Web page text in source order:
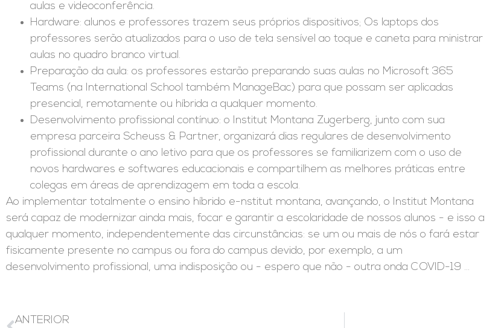
aulas e videoconferência.
Hardware: alunos e professores trazem seus próprios dispositivos; Os laptops dos
professores serão atualizados para o uso de tela sensível ao toque e caneta para ministrar
aulas no quadro branco virtual.
Preparação da aula: os professores estarão preparando suas aulas no Microsoft 365
Teams (na International School também ManageBac) para que possam ser aplicadas
presencial, remotamente ou híbrida a qualquer momento.
Desenvolvimento profissional contínuo: o Institut Montana Zugerberg, junto com sua
empresa parceira Scheuss & Partner, organizará dias regulares de desenvolvimento
profissional durante o ano letivo para que os professores se familiarizem com o uso de
novos hardwares e softwares educacionais e compartilhem as melhores práticas entre
colegas em áreas de aprendizagem em toda a escola.
Ao implementar totalmente o ensino híbrido e-nstitut montana, avançando, o Institut Montana
será capaz de modernizar ainda mais, focar e garantir a escolaridade de nossos alunos - e isso a
qualquer momento, independentemente das circunstâncias: se um ou mais de nós o fará estar
fisicamente presente no campus ou fora do campus devido, por exemplo, a um
desenvolvimento profissional, uma indisposição ou - espero que não - outra onda COVID-19 ...
ANTERIOR